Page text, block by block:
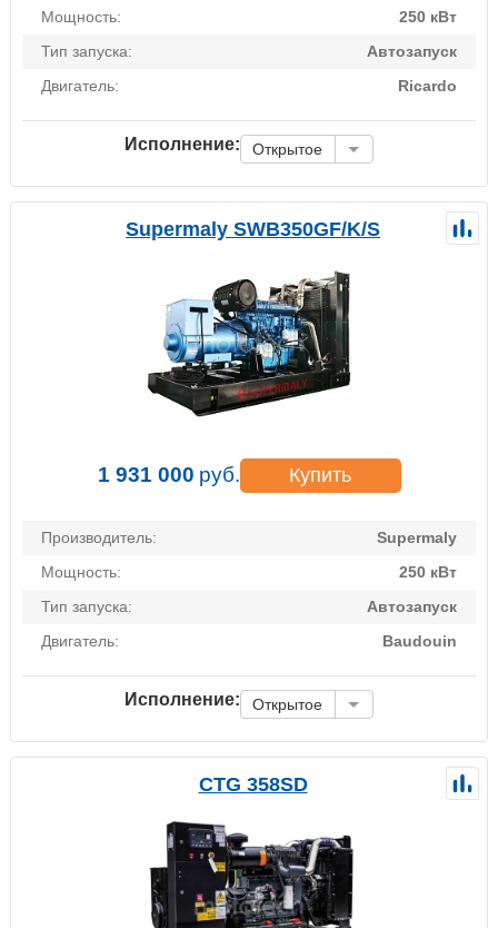
Мощность:
250 кВт
Тип запуска:
Автозапуск
Двигатель:
Ricardo
Исполнение: Открытое
Supermaly SWB350GF/K/S
1 931 000 руб. Купить
Производитель:
Supermaly
Мощность:
250 кВт
Тип запуска:
Автозапуск
Двигатель:
Baudouin
Исполнение: Открытое
CTG 358SD